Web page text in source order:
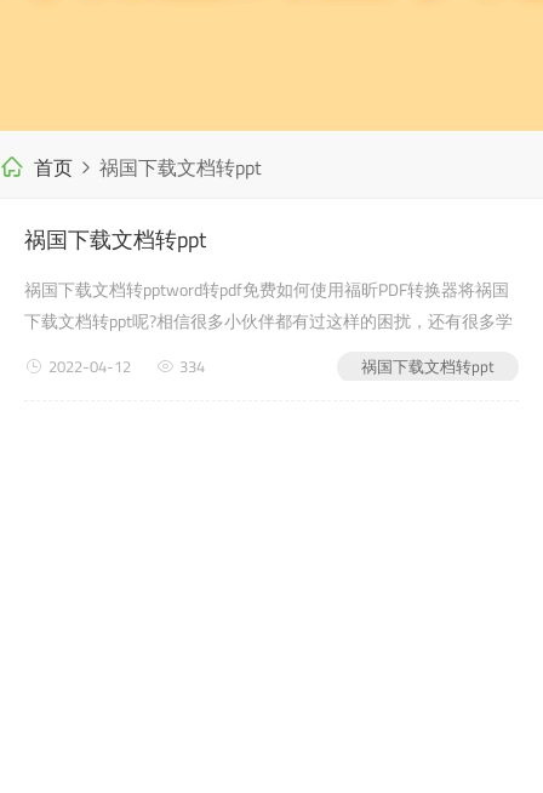
首页 祸国下载文档转ppt
祸国下载文档转ppt
祸国下载文档转pptword转pdf免费如何使用福昕PDF转换器将祸国
下载文档转ppt呢?相信很多小伙伴都有过这样的困扰，还有很多学
祸国下载文档转ppt
2022-04-12 334